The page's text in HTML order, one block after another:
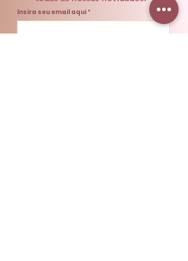
Insira seu email aqui